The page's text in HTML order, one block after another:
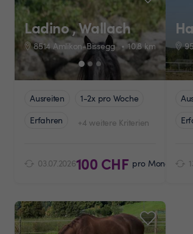
Ladino , Wallach
8514 Amlikon-Bissegg 10.8km
Ausreiten
1-2x pro Woche
Erfahren
+4 weitere Kriterien
03.07.2026100 CHF pro Monat